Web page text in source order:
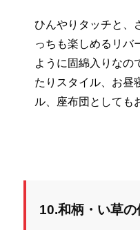
ひんやりタッチと、
っちも楽しめるリバ
ように固綿入りなの
たりスタイル、お昼
ル、座布団としても
10.和柄・い草